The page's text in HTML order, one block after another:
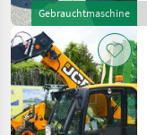
Gebrauchtmaschine